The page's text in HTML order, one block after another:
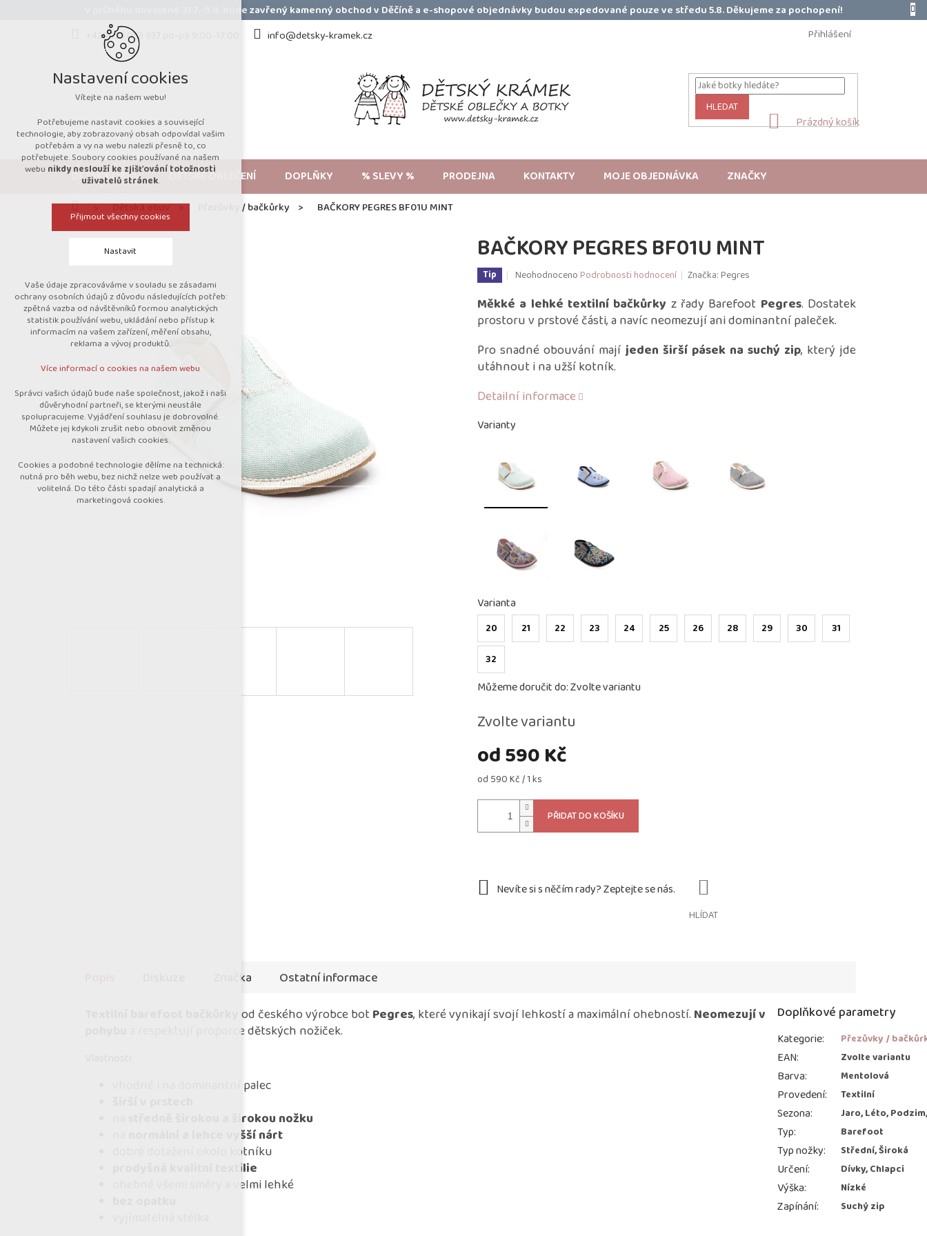
V průběhu dovolené 31.7.-9.8. bude zavřený kamenný obchod v Děčíně a e-shopové objednávky budou expedované pouze ve středu 5.8. Děkujeme za pochopení!
+420 723 053 937 po-pá 9:00-17:00
info@detsky-kramek.cz Přihlášení
HLEDAT
NÁKUPNÍ
Prázdný košík
DĚTSKÁ OBUV DĚTSKÉ OBLEČENÍ DOPLŇKY % SLEVY % PRODEJNA KONTAKTY MOJE OBJEDNÁVKA ZNAČKY
DomůDětská obuv Přezůvky / bačkůrky BAČKORY PEGRES BF01U MINT
BAČKORY PEGRES BF01U MINT
Tip
Průměrné
produktu
0,0
5
hvězdiček.
NeohodnocenoPodrobnosti hodnocení Značka:Pegres
od590 Kč
Měrná
od 590 Kč / 1 ks
Zvolte variantu
Varianty
Varianta
20 21 22 23 24 25 26 28 29 30 31
32
Můžeme doručit do:Zvolte variantu
PŘIDAT DO KOŠÍKU
Měkké a lehké textilní bačkůrky z řady Barefoot Pegres. Dostatek
prostoru v prstové části, a navíc neomezují ani dominantní paleček.
Pro snadné obouvání mají jeden širší pásek na suchý zip, který jde
utáhnout i na užší kotník.
Detailní informace
HLÍDAT
Značka
Ostatní informace
od českého výrobce bot Pegres, které vynikají svojí lehkostí a maximální ohebností. Neomezují v
a respektují proporce dětských nožiček.
vhodné i na dominantní palec
středně širokou a širokou nožku
normální a lehce vyšší nárt
dobré dotažení okolo kotníku
prodyšná kvalitní textilie
ohebné všemi směry a velmi lehké
Doplňkové parametry
Kategorie: Přezůvky /
EAN: Zvolte variantu
Barva: Mentolová
Provedení: Textilní
Sezona: Jaro, Léto,
Typ: Barefoot
Typ nožky: Střední, Široká
Určení: Dívky, Chlapci
Výška: Nízké
Zapínání: Suchý zip
Nastavení cookies
Vítejte na našem webu!
Potřebujeme nastavit cookies a související
technologie, aby zobrazovaný obsah odpovídal vašim
potřebám a vy na webu nalezli přesně to, co
potřebujete. Soubory cookies používané na našem
webu nikdy neslouží ke zjišťování totožnosti
uživatelů stránek.
Přijmout všechny cookies
Nastavit
Technická cookies
nutná pro provozování webu
udržení kontextu stránek (session):
případná přihlášení, volby jazyka, apod.
návštěvnosti
marketingová cookies (Google)
Více informací o cookies na našem webu
Přijmout všechny cookies
Odmítnout vše
Vaše údaje zpracováváme v souladu se zásadami
ochrany osobních údajů z důvodu následujících potřeb:
zpětná vazba od návštěvníků formou analytických
statistik používání webu, ukládání nebo přístup k
informacím na vašem zařízení, měření obsahu,
reklama a vývoj produktů.
Více informací o cookies na našem webu
Správci vašich údajů bude naše společnost, jakož i naši
důvěryhodní partneři, se kterými neustále
spolupracujeme. Vyjádření souhlasu je dobrovolné.
Můžete jej kdykoli zrušit nebo obnovit změnou
nastavení vašich cookies.
Cookies a podobné technologie dělíme na technická:
nutná pro běh webu, bez nichž nelze web používat a
volitelná. Do této části spadají analytická a
marketingová cookies.